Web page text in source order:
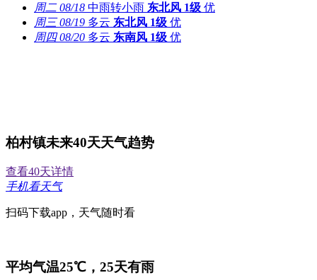
周二 08/18 中雨转小雨 东北风 1级 优
周三 08/19 多云 东北风 1级 优
周四 08/20 多云 东南风 1级 优
柏村镇未来40天天气趋势
查看40天详情
手机看天气
扫码下载app，天气随时看
平均气温25℃， 25天有雨